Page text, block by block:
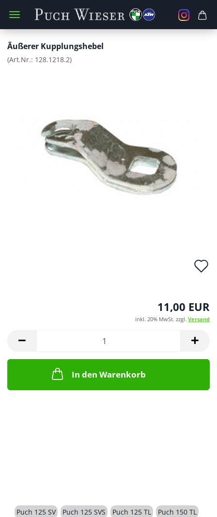
Ãußerer Kupplungshebel
(Art.Nr.: 128.1218.2)
11,00 EUR
inkl. 20% MwSt. zzgl. Versand
In den Warenkorb
Puch 125 SV Puch 125 SVS Puch 125 TL Puch 150 TL